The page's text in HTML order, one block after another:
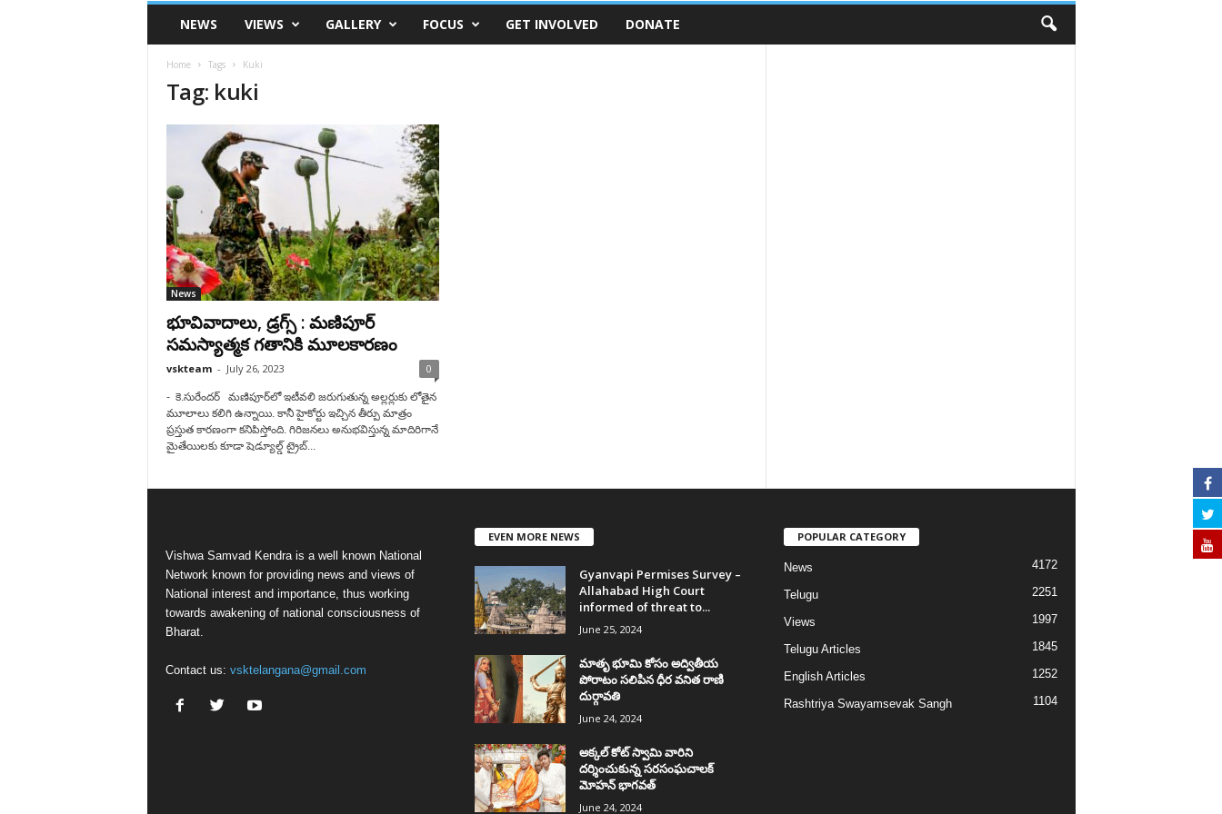
VSK
TelanganaNEWS VIEWS GALLERY FOCUS GET INVOLVED DONATE
Home Tags Kuki
Tag: kuki
News
భూవివాదాలు, డ్రగ్స్ : మణిపూర్
సమస్యాత్మక గతానికి మూలకార‌ణం
vskteam - July 26, 2023 0
- కె.సురేంద‌ర్ మణిపూర్‌లో ఇటీవలి జ‌రుగుతున్న అల్ల‌ర్లుకు లోతైన
మూలాలు క‌లిగి ఉన్నాయి. కానీ హైకోర్టు ఇచ్చిన తీర్పు మాత్రం
ప్ర‌స్తుత కార‌ణంగా క‌నిపిస్తోంది. గిరిజనలు అనుభవిస్తున్న మాదిరిగానే
మైతేయిల‌కు కూడా షెడ్యూల్డ్ ట్రైబ్...
Vishwa Samvad Kendra is a well known National
Network known for providing news and views of
National interest and importance, thus working
towards awakening of national consciousness of
Bharat.
Contact us: vsktelangana@gmail.com
EVEN MORE NEWS
Gyanvapi Permises Survey –
Allahabad High Court
informed of threat to...
June 25, 2024
మాతృ భూమి కోసం అద్వితీయ
పోరాటం సలిపిన ధీర వనిత రాణి
దుర్గావతి
June 24, 2024
అక్కల్‌ కోట్‌ స్వామి వారిని
దర్శించుకున్న సరసంఘచాలక్
మోహన్ భాగవత్
June 24, 2024
POPULAR CATEGORY
News 4172
Telugu 2251
Views 1997
Telugu Articles 1845
English Articles 1252
Rashtriya Swayamsevak Sangh 1104